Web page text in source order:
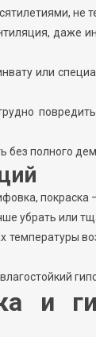
не
даже
или
без полного
покраска
убрать или
температуры
и